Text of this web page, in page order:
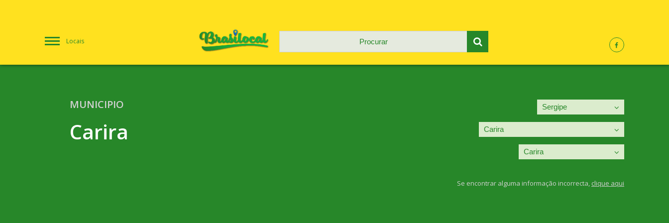
Locais
MUNICIPIO
Carira
Se encontrar alguma informação incorrecta, clique aqui